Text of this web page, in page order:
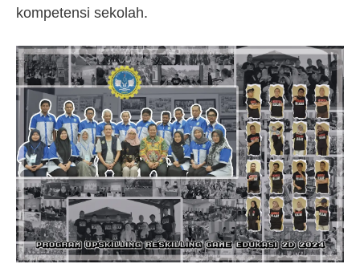
kompetensi sekolah.